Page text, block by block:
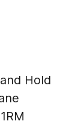
Hold